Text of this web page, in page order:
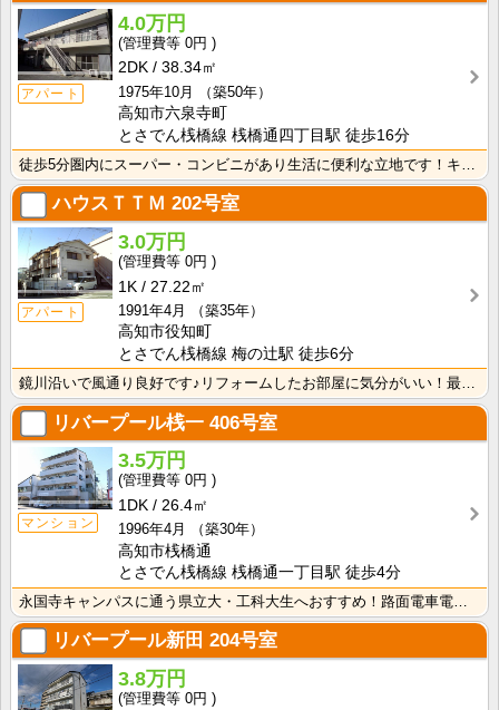
アパート
4.0万円
0円
2DK
38.34㎡
1975年10月
（築50年）
高知市六泉寺町
とさでん桟橋線 桟橋通四丁目駅 徒歩16分
ハウスＴＴＭ 202号室
アパート
3.0万円
0円
1K
27.22㎡
1991年4月
（築35年）
高知市役知町
とさでん桟橋線 梅の辻駅 徒歩6分
リバープール桟一 406号室
マンション
3.5万円
0円
1DK
26.4㎡
1996年4月
（築30年）
高知市桟橋通
とさでん桟橋線 桟橋通一丁目駅 徒歩4分
リバープール新田 204号室
3.8万円
0円